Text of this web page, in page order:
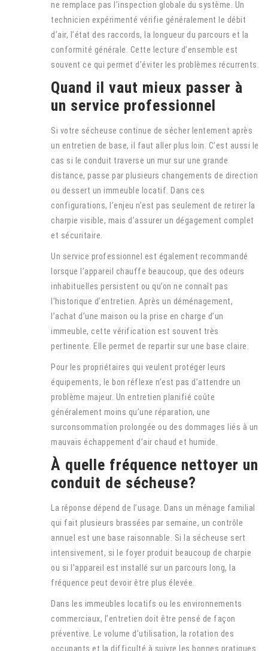
ne remplace pas l’inspection globale du système. Un
technicien expérimenté vérifie généralement le débit
d’air, l’état des raccords, la longueur du parcours et la
conformité générale. Cette lecture d’ensemble est
souvent ce qui permet d’éviter les problèmes récurrents.
Quand il vaut mieux passer à
un service professionnel
Si votre sécheuse continue de sécher lentement après
un entretien de base, il faut aller plus loin. C’est aussi le
cas si le conduit traverse un mur sur une grande
distance, passe par plusieurs changements de direction
ou dessert un immeuble locatif. Dans ces
configurations, l’enjeu n’est pas seulement de retirer la
charpie visible, mais d’assurer un dégagement complet
et sécuritaire.
Un service professionnel est également recommandé
lorsque l’appareil chauffe beaucoup, que des odeurs
inhabituelles persistent ou qu’on ne connaît pas
l’historique d’entretien. Après un déménagement,
l’achat d’une maison ou la prise en charge d’un
immeuble, cette vérification est souvent très
pertinente. Elle permet de repartir sur une base claire.
Pour les propriétaires qui veulent protéger leurs
équipements, le bon réflexe n’est pas d’attendre un
problème majeur. Un entretien planifié coûte
généralement moins qu’une réparation, une
surconsommation prolongée ou des dommages liés à un
mauvais échappement d’air chaud et humide.
À quelle fréquence nettoyer un
conduit de sécheuse?
La réponse dépend de l’usage. Dans un ménage familial
qui fait plusieurs brassées par semaine, un contrôle
annuel est une base raisonnable. Si la sécheuse sert
intensivement, si le foyer produit beaucoup de charpie
ou si l’appareil est installé sur un parcours long, la
fréquence peut devoir être plus élevée.
Dans les immeubles locatifs ou les environnements
commerciaux, l’entretien doit être pensé de façon
préventive. Le volume d’utilisation, la rotation des
occupants et la difficulté à suivre les bonnes pratiques